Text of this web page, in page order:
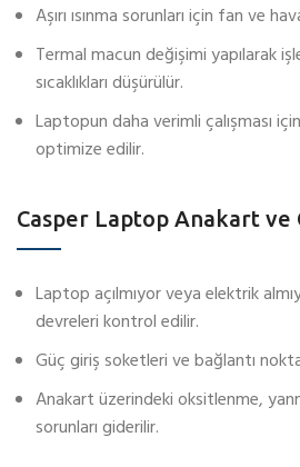
Aşırı ısınma sorunları için fan ve
Termal macun değişimi yapılarak
sıcaklıkları düşürülür.
Laptopun daha verimli çalışması
optimize edilir.
Casper Laptop Anakart ve
Laptop açılmıyor veya elektrik
devreleri kontrol edilir.
Güç giriş soketleri ve bağlantı
Anakart üzerindeki oksitlenme,
sorunları giderilir.